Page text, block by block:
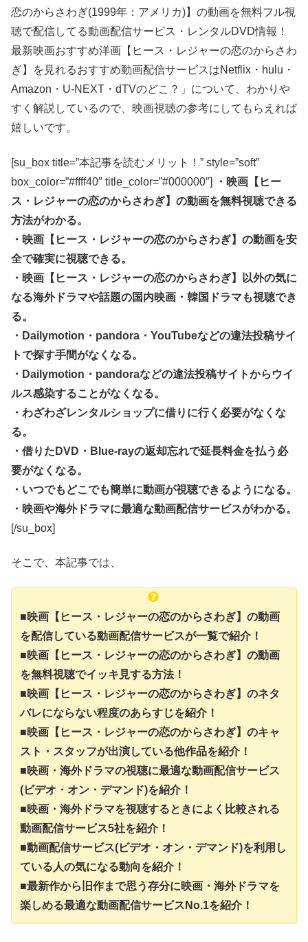
恋のからさわぎ(1999年：アメリカ)】の動画を無料フル視
聴で配信してる動画配信サービス・レンタルDVD情報！
最新映画おすすめ洋画【ヒース・レジャーの恋のからさわ
ぎ】を見れるおすすめ動画配信サービスはNetflix・hulu・
Amazon・U-NEXT・dTVのどこ？」について、わかりや
すく解説しているので、映画視聴の参考にしてもらえれば
嬉しいです。
[su_box title=”本記事を読むメリット！” style=”soft”
box_color=”#ffff40″ title_color=”#000000″]
・映画【ヒー
ス・レジャーの恋のからさわぎ】の動画を無料視聴できる
方法がわかる。
・映画【ヒース・レジャーの恋のからさわぎ】の動画を安
全で確実に視聴できる。
・映画【ヒース・レジャーの恋のからさわぎ】以外の気に
なる海外ドラマや話題の国内映画・韓国ドラマも視聴でき
る。
・Dailymotion・pandora・YouTubeなどの違法投稿サイ
トで探す手間がなくなる。
・Dailymotion・pandoraなどの違法投稿サイトからウイ
ルス感染することがなくなる。
・わざわざレンタルショップに借りに行く必要がなくな
る。
・借りたDVD・Blue-rayの返却忘れで延長料金を払う必
要がなくなる。
・いつでもどこでも簡単に動画が視聴できるようになる。
・映画や海外ドラマに最適な動画配信サービスがわかる。
[/su_box]
そこで、本記事では、
■映画【ヒース・レジャーの恋のからさわぎ】の動画
を配信している動画配信サービスが一覧で紹介！
■映画【ヒース・レジャーの恋のからさわぎ】の動画
を無料視聴でイッキ見する方法！
■映画【ヒース・レジャーの恋のからさわぎ】のネタ
バレにならない程度のあらすじを紹介！
■映画【ヒース・レジャーの恋のからさわぎ】のキャ
スト・スタッフが出演している他作品を紹介！
■映画・海外ドラマの視聴に最適な動画配信サービス
(ビデオ・オン・デマンド)を紹介！
■映画・海外ドラマを視聴するときによく比較される
動画配信サービス5社を紹介！
■動画配信サービス(ビデオ・オン・デマンド)を利用し
ている人の気になる動向を紹介！
■最新作から旧作まで思う存分に映画・海外ドラマを
楽しめる最適な動画配信サービスNo.1を紹介！